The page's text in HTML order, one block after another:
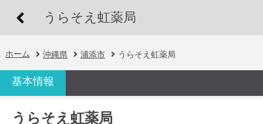
うらそえ虹薬局
ホーム 沖縄県 浦添市 うらそえ虹薬局
基本情報
うらそえ虹薬局